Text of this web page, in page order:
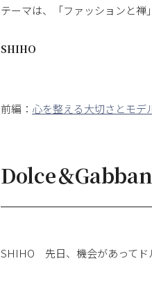
テーマは、「ファッションと禅
SHIHO
前編： 心を整える大切さとモデ
Dolce＆
SHIHO 先日、機会があってド